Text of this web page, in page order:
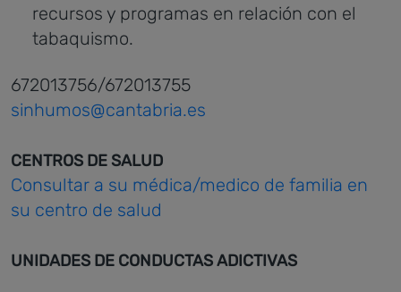
recursos y programas en relación con el
tabaquismo.
672013756/672013755
sinhumos@cantabria.es
CENTROS DE SALUD
Consultar a su médica/medico de familia en
su centro de salud
UNIDADES DE CONDUCTAS ADICTIVAS